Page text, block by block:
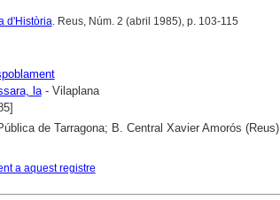
d'Història. Reus, Núm. 2 (abril 1985), p. 103-115
la- Vilaplana
de Tarragona; B. Central Xavier Amorós (Reus)
a aquest registre